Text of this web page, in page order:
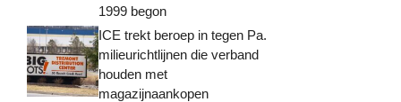
1999 begon
ICE trekt beroep in tegen Pa.
milieurichtlijnen die verband
houden met
magazijnaankopen